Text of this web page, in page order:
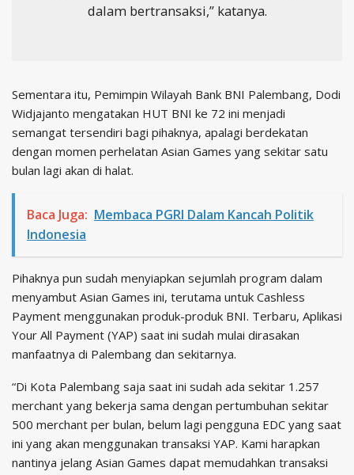
dalam bertransaksi,” katanya.
Sementara itu, Pemimpin Wilayah Bank BNI Palembang, Dodi
Widjajanto mengatakan HUT BNI ke 72 ini menjadi
semangat tersendiri bagi pihaknya, apalagi berdekatan
dengan momen perhelatan Asian Games yang sekitar satu
bulan lagi akan di halat.
Baca Juga: Membaca PGRI Dalam Kancah Politik
Indonesia
Pihaknya pun sudah menyiapkan sejumlah program dalam
menyambut Asian Games ini, terutama untuk Cashless
Payment menggunakan produk-produk BNI. Terbaru, Aplikasi
Your All Payment (YAP) saat ini sudah mulai dirasakan
manfaatnya di Palembang dan sekitarnya.
“Di Kota Palembang saja saat ini sudah ada sekitar 1.257
merchant yang bekerja sama dengan pertumbuhan sekitar
500 merchant per bulan, belum lagi pengguna EDC yang saat
ini yang akan menggunakan transaksi YAP. Kami harapkan
nantinya jelang Asian Games dapat memudahkan transaksi